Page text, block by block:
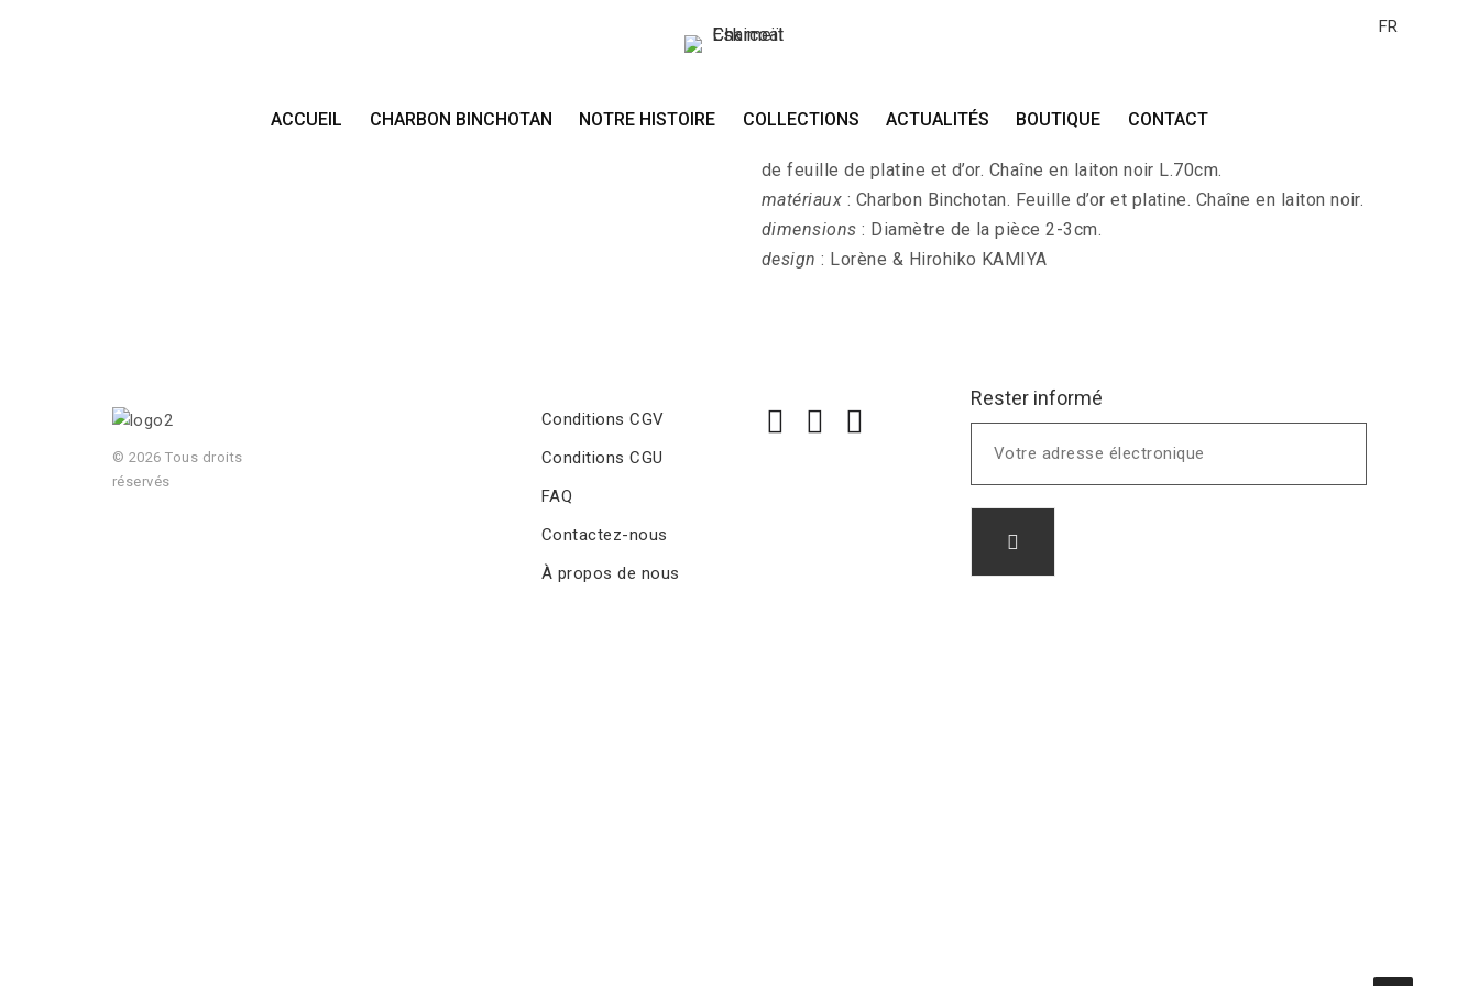
FR
ACCUEIL CHARBON BINCHOTAN NOTRE HISTOIRE COLLECTIONS ACTUALITÉS BOUTIQUE CONTACT
Sautoir KIN-PALLA-KURO-DAI-FUJI
de feuille de platine et d’or. Chaîne en laiton noir L.70cm.
matériaux : Charbon Binchotan. Feuille d’or et platine. Chaîne en laiton noir.
dimensions : Diamètre de la pièce 2-3cm.
design : Lorène & Hirohiko KAMIYA
© 2026 Tous droits
réservés
Conditions CGV
Conditions CGU
FAQ
Contactez-nous
À propos de nous
Rester informé